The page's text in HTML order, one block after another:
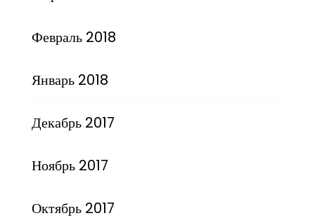
Февраль 2018
Январь 2018
Декабрь 2017
Ноябрь 2017
Октябрь 2017